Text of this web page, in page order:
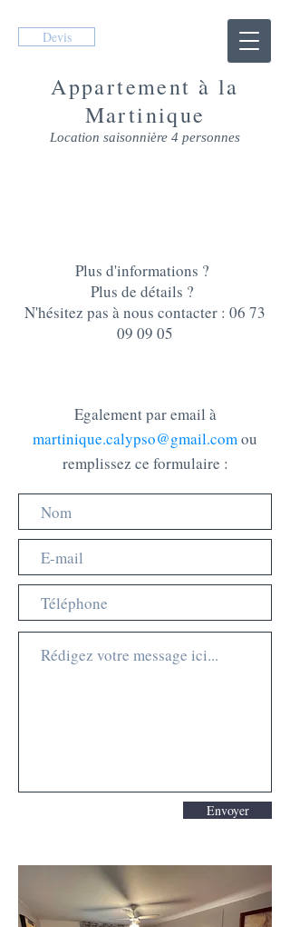
Appartement à la
Martinique
Location saisonnière 4 personnes
Devis
Plus d'informations ?
Plus de détails ?
N'hésitez pas à nous contacter : 06 73
09 09 05
Egalement par email à
martinique.calypso@gmail.comou
remplissez ce formulaire :
Envoyer